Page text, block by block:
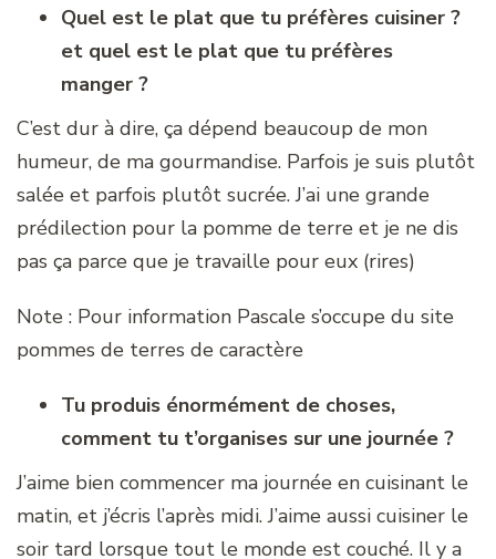
Quel est le plat que tu préfères cuisiner ?
et quel est le plat que tu préfères
manger ?
C’est dur à dire, ça dépend beaucoup de mon
humeur, de ma gourmandise. Parfois je suis plutôt
salée et parfois plutôt sucrée. J’ai une grande
prédilection pour la pomme de terre et je ne dis
pas ça parce que je travaille pour eux (rires)
Note : Pour information Pascale s’occupe du site
pommes de terres de caractère
Tu produis énormément de choses,
comment tu t’organises sur une journée ?
J’aime bien commencer ma journée en cuisinant le
matin, et j’écris l’après midi. J’aime aussi cuisiner le
soir tard lorsque tout le monde est couché. Il y a